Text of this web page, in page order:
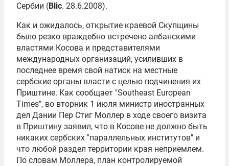
Сербии (Blic. 28.6.2008).
Как и ожидалось, открытие краевой Скупщины
было резко враждебно встречено албанскими
властями Косова и представителями
международных организаций, усиливших в
последнее время свой натиск на местные
сербские органы власти с целью подчинения их
Приштине. Как сообщает "Southeast European
Times", во вторник 1 июля министр иностранных
дел Дании Пер Стиг Моллер в ходе своего визита
в Приштину заявил, что в Косове не должно быть
никаких сербских "параллельных институтов" и
что любой раздел территории края неприемлем.
По словам Моллера, план контролируемой